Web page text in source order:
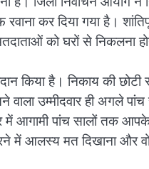
रवाना कर दिया गया है।
को घरों से निकलना
किया है। निकाय की
उम्मीदवार ही अगले
आगामी पांच सालों तक आपके
में आलस्य मत दिखाना और